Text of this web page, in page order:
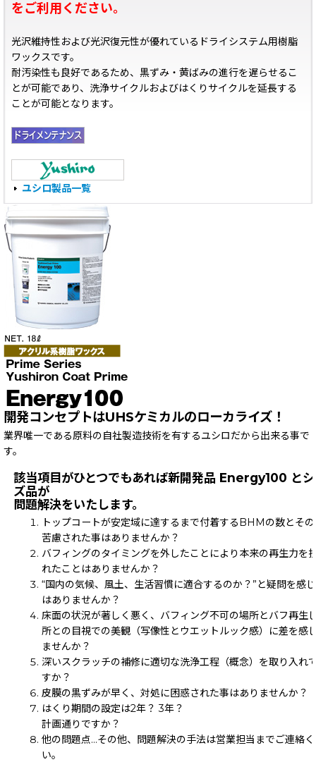
をご利用ください。
光沢維持性および光沢復元性が優れているドライシステム用樹脂
ワックスです。
耐汚染性も良好であるため、黒ずみ・黄ばみの進行を遅らせるこ
とが可能であり、洗浄サイクルおよびはくりサイクルを延長する
ことが可能となります。
ユシロ製品一覧
開発コンセプトはUHSケミカルのローカライズ！
業界唯一である原料の自社製造技術を有するユシロだから出来る事で
す。
該当項目がひとつでもあれば新開発品 Energy100 と
ズ品が
問題解決をいたします。
トップコートが安定域に達するまで付着するBHMの数とそ
苦慮された事はありませんか？
バフィングのタイミングを外したことにより本来の再生力を
れたことはありませんか？
“国内の気候、風土、生活習慣に適合するのか？”と疑問を感
はありませんか？
床面の状況が著しく悪く、バフィング不可の場所とバフ再生
所との目視での美観（写像性とウエットルック感）に差を感
ませんか？
深いスクラッチの補修に適切な洗浄工程（概念）を取り入れ
すか？
皮膜の黒ずみが早く、対処に困惑された事はありませんか？
はくり期間の設定は2年？ 3年？
計画通りですか？
他の問題点…その他、問題解決の手法は営業担当までご連絡
い。